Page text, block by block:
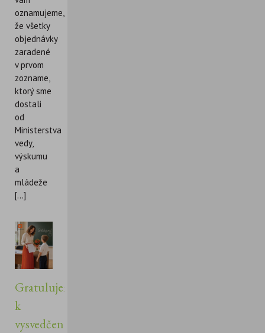
oznamujeme,
že všetky
objednávky
zaradené
v prvom
zozname,
ktorý sme
dostali
od
Ministerstva
vedy,
výskumu
a
mládeže
[...]
Gratulujeme
k
vysvedčeniu!